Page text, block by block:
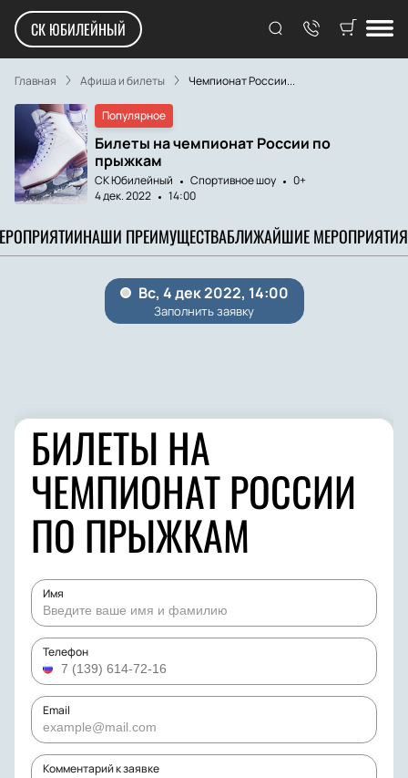
СК ЮБИЛЕЙНЫЙ
Главная Афиша и билеты Чемпионат России...
Популярное
Билеты на чемпионат России по
прыжкам
СК Юбилейный Спортивное шоу
0+
4 дек. 2022
14:00
НАШИ ПРЕИМУЩЕСТВАБЛИЖАЙШИЕ МЕРОПРИЯТИЯ
БИЛЕТЫ НА
ЧЕМПИОНАТ РОССИИ
ПО ПРЫЖКАМ
Имя
Телефон
Email
Комментарий к заявке